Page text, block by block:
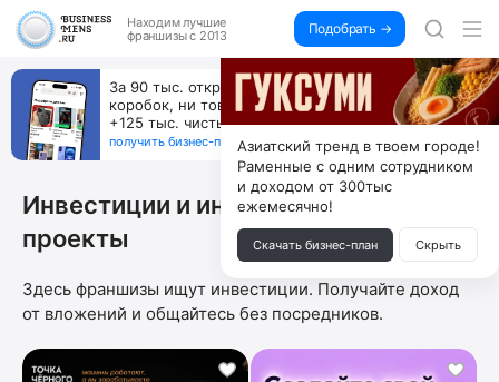
Находим лучшие
франшизы с 2013
Подобрать →
Пока все учатся пользоваться ИИ, вы можете
зарабатывать на их обучении по 500 тыс. каждый
месяц
получить бизнес-план ↓
Инвестиции и инвестиционные
проекты
Здесь франшизы ищут инвестиции. Получайте доход
от вложений и общайтесь без посредников.
Азиатский тренд в твоем городе!
Раменные с одним сотрудником
и доходом от 300тыс
ежемесячно!
Скачать бизнес-план Скрыть